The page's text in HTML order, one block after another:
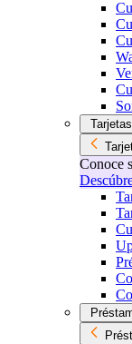
Tarjetas
Conoce